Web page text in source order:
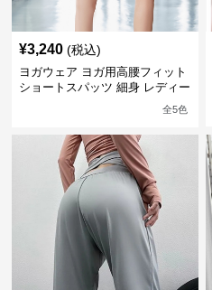
¥3,240 (税込)
ヨガウェア ヨガ用高腰フィット
ショートスパッツ 細身 レディー
全5色